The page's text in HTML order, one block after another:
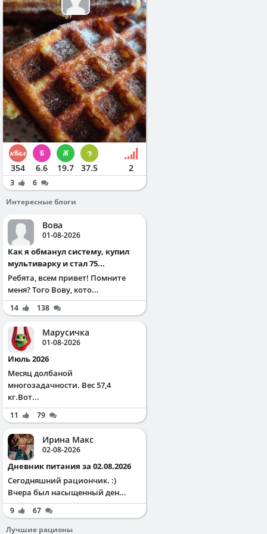
354 6.6 19.7 37.5 2
3
6
Интересные блоги
Вова
01-08-2026
Как я обманул систему, купил
мультиварку и стал 75...
Ребята, всем привет! Помните
меня? Того Вову, кото...
14 138
Марусичка
01-08-2026
Июль 2026
Месяц долбаной
многозадачности. Вес 57,4
кг.Вот...
11 79
Ирина Макс
02-08-2026
Дневник питания за 02.08.2026
Сегодняшний рациончик. :)
Вчера был насыщенный ден...
9
67
Лучшие рационы